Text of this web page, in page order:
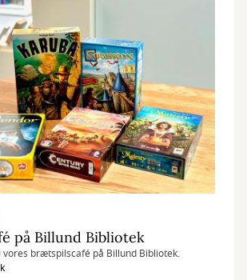
på Billund Bibliotek
brætspilscafé på Billund Bibliotek.